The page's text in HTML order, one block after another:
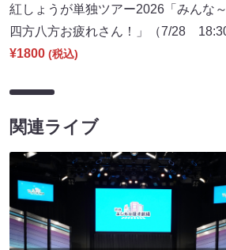
紅しょうが単独ツアー2026「みんな～
四方八方お疲れさん！」（7/28 18:30
¥1800 (税込)
関連ライブ